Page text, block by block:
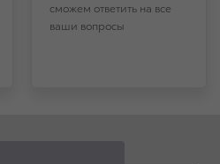
сможем ответить на все
ваши вопросы